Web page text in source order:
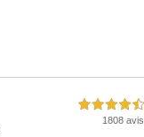
4,5 étoiles sur 5
1808 avis